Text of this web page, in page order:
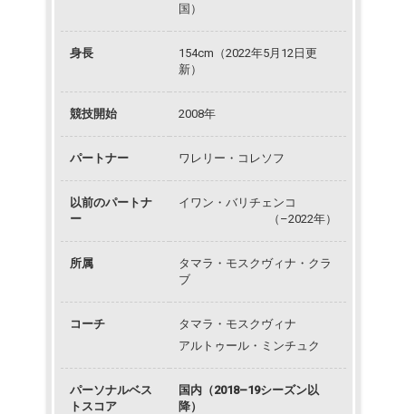
国）
身長
154cm（2022年5月12日更
新）
競技開始 2008年
パートナー ワレリー・コレソフ
以前のパートナ
ー
イワン・バリチェンコ
（–2022年）
所属
タマラ・モスクヴィナ・クラ
ブ
コーチ
タマラ・モスクヴィナ
アルトゥール・ミンチュク
パーソナルベス
トスコア
国内（2018–19シーズン以
降）